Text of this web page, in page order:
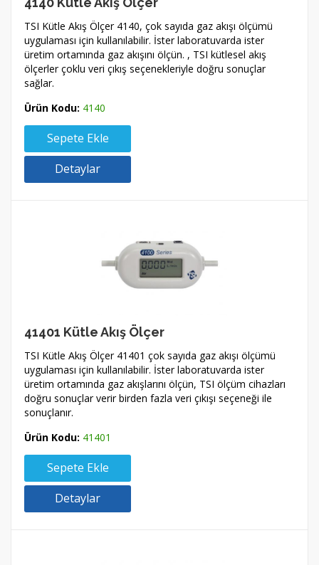
TSI Kütle Akış Ölçer 4140, çok sayıda gaz akışı ölçümü
uygulaması için kullanılabilir. İster laboratuvarda ister
üretim ortamında gaz akışını ölçün. , TSI kütlesel akış
ölçerler çoklu veri çıkış seçenekleriyle doğru sonuçlar
sağlar.
Ürün Kodu: 4140
Sepete Ekle
Detaylar
41401 Kütle Akış Ölçer
TSI Kütle Akış Ölçer 41401 çok sayıda gaz akışı ölçümü
uygulaması için kullanılabilir. İster laboratuvarda ister
üretim ortamında gaz akışlarını ölçün, TSI ölçüm cihazları
doğru sonuçlar verir birden fazla veri çıkışı seçeneği ile
sonuçlanır.
Ürün Kodu: 41401
Sepete Ekle
Detaylar